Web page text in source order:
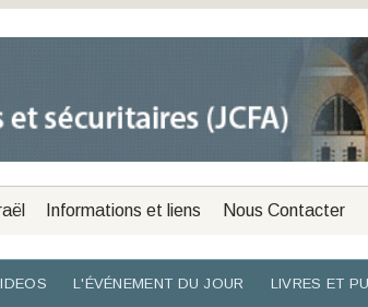
Informations et liens Nous Contacter
L'ÉVÉNEMENT DU JOUR LIVRES ET